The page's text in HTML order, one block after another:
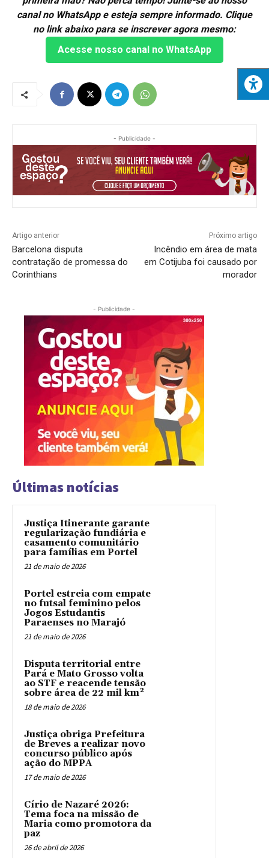
canal no WhatsApp e esteja sempre informado. Clique
no link abaixo para se inscrever agora mesmo:
Acesse nosso canal no WhatsApp
- Publicidade -
Artigo anterior
Barcelona disputa
contratação de promessa do
Corinthians
Próximo artigo
Incêndio em área de mata
em Cotijuba foi causado por
morador
- Publicidade -
Últimas notícias
Justiça Itinerante garante
regularização fundiária e
casamento comunitário
para famílias em Portel
21 de maio de 2026
Portel estreia com empate
no futsal feminino pelos
Jogos Estudantis
Paraenses no Marajó
21 de maio de 2026
Disputa territorial entre
Pará e Mato Grosso volta
ao STF e reacende tensão
sobre área de 22 mil km²
18 de maio de 2026
Justiça obriga Prefeitura
de Breves a realizar novo
concurso público após
ação do MPPA
17 de maio de 2026
Círio de Nazaré 2026:
Tema foca na missão de
Maria como promotora da
paz
26 de abril de 2026